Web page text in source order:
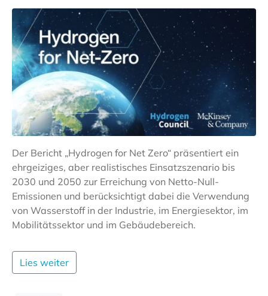
Der Bericht „Hydrogen for Net Zero“ präsentiert ein
ehrgeiziges, aber realistisches Einsatzszenario bis
2030 und 2050 zur Erreichung von Netto-Null-
Emissionen und berücksichtigt dabei die Verwendung
von Wasserstoff in der Industrie, im Energiesektor, im
Mobilitätssektor und im Gebäudebereich.
Lies weiter